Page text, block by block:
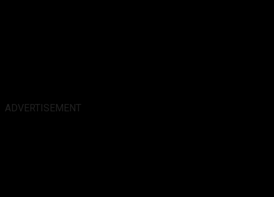
ADVERTISEMENT